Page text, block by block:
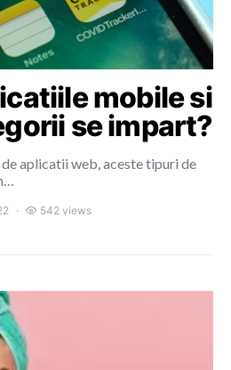
mobile si
se impart?
aplicatii web, aceste tipuri de
542 views